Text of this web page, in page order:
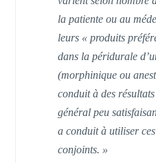
la patiente ou au
leurs « produits
dans la péridurale
(morphinique ou
conduit à des
général peu
a conduit à utiliser
conjoints. »